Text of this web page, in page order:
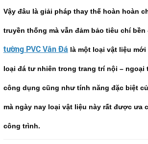
Vậy đâu là giải pháp thay thế hoàn hoàn
truyền thống mà vẫn đảm bảo tiêu chí bền
tường PVC Vân Đá là một loại vật liệu
loại đá tư nhiên trong trang trí nội – ngoại
công dụng cũng như tính năng đặc biệt
mà ngày nay loại vật liệu này rất được ưa
công trình.